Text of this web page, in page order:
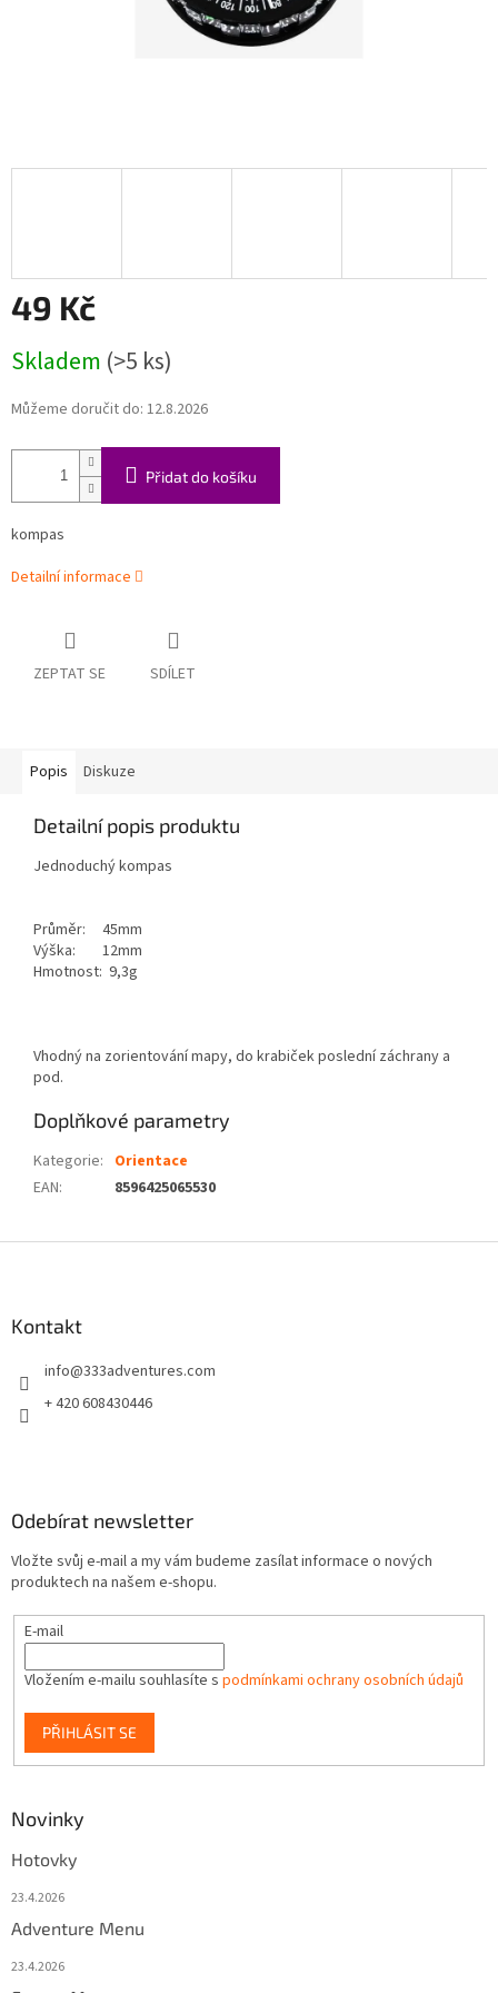
49 Kč
cena:
Skladem (>5 ks)
Můžeme doručit do: 12.8.2026
Přidat do košíku
kompas
Detailní informace
ZEPTAT SE SDÍLET
Popis Diskuze
Detailní popis produktu
Jednoduchý kompas
Průměr: 45mm
Výška: 12mm
Hmotnost: 9,3g
Vhodný na zorientování mapy, do krabiček poslední záchrany a
pod.
Doplňkové parametry
Kategorie: Orientace
EAN: 8596425065530
Kontakt
info@333adventures.com
+ 420 608430446
Odebírat newsletter
Vložte svůj e-mail a my vám budeme zasílat informace o nových
produktech na našem e-shopu.
E-mail
Vložením e-mailu souhlasíte s podmínkami ochrany osobních údajů
PŘIHLÁSIT SE
Novinky
Hotovky
23.4.2026
Adventure Menu
23.4.2026